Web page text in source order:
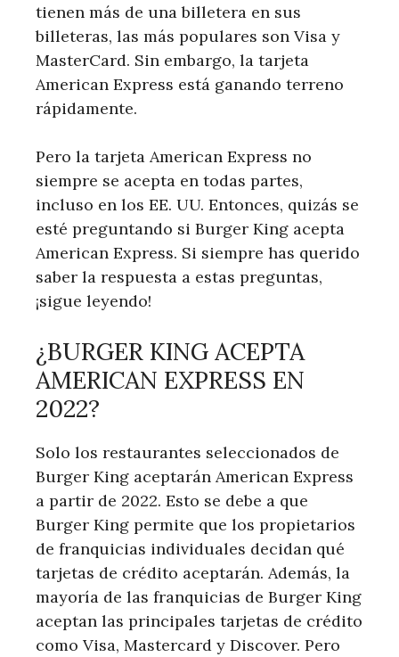
tienen más de una billetera en sus
billeteras, las más populares son Visa y
MasterCard. Sin embargo, la tarjeta
American Express está ganando terreno
rápidamente.
Pero la tarjeta American Express no
siempre se acepta en todas partes,
incluso en los EE. UU. Entonces, quizás se
esté preguntando si Burger King acepta
American Express. Si siempre has querido
saber la respuesta a estas preguntas,
¡sigue leyendo!
¿BURGER KING ACEPTA
AMERICAN EXPRESS EN
2022?
Solo los restaurantes seleccionados de
Burger King aceptarán American Express
a partir de 2022. Esto se debe a que
Burger King permite que los propietarios
de franquicias individuales decidan qué
tarjetas de crédito aceptarán. Además, la
mayoría de las franquicias de Burger King
aceptan las principales tarjetas de crédito
como Visa, Mastercard y Discover. Pero